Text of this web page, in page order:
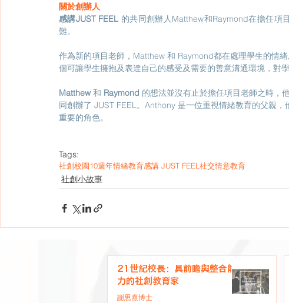
關於創辦人
感講JUST FEEL 的共同創辦人Matthew和Raymond在擔任項
難。
作為新的項目老師，Matthew 和 Raymond都在處理學生的情
個可讓學生擁抱及表達自己的感受及需要的善意溝通環境，對
Matthew 和 Raymond 的想法並沒有止於擔任項目老師之時，
同創辦了 JUST FEEL。Anthony 是一位重視情緒教育的父親
重要的角色。
Tags:
社創校園10週年情緒教育感講 JUST FEEL 社交情意教育
社創小故事
21世紀校長：具前瞻與整合能
力的社創教育家
謝思熹博士